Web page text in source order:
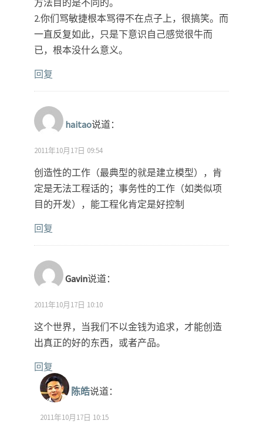
2.你们骂敏捷根本骂得不在点子上，很搞笑。而
一直反复如此，只是下意识自己感觉很牛而
已，根本没什么意义。
回复
haitao说道：
2011年10月17日 09:54
创造性的工作（最典型的就是建立模型），肯
定是无法工程话的；事务性的工作（如类似项
目的开发），能工程化肯定是好控制
回复
Gavin说道：
2011年10月17日 10:10
这个世界，当我们不以金钱为追求，才能创造
出真正的好的东西，或者产品。
回复
陈皓说道：
2011年10月17日 10:15